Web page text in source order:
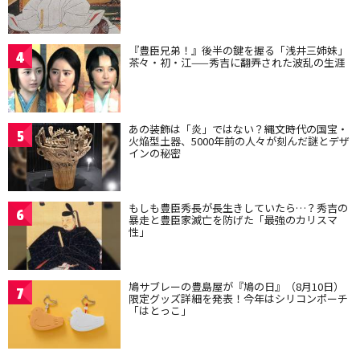
4 『豊臣兄弟！』後半の鍵を握る「浅井三姉妹」
茶々・初・江——秀吉に翻弄された波乱の生涯
5 あの装飾は「炎」ではない？縄文時代の国宝・
火焔型土器、5000年前の人々が刻んだ謎とデザ
インの秘密
6 もしも豊臣秀長が長生きしていたら…？秀吉の
暴走と豊臣家滅亡を防げた「最強のカリスマ
性」
7 鳩サブレーの豊島屋が『鳩の日』（8月10日）
限定グッズ詳細を発表！今年はシリコンポーチ
「はとっこ」